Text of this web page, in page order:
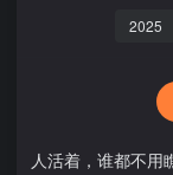
2025
人活着，谁都不用